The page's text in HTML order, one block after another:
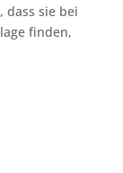
dass sie bei
finden,